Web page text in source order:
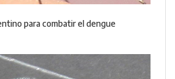
para combatir el dengue